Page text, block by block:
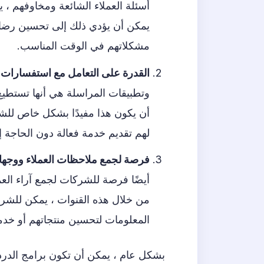
أسئلة العملاء الشائعة
يمكن أن يؤدي ذلك إلى تحسين رضا
مشكلاتهم في الوقت المناسب.
القدرة على التعامل مع
وتطبيقات المراسلة هي أنها
أن يكون هذا مفيدًا بشكل خاص
لهم تقديم خدمة فعالة دون
فرصة لجمع ملاحظات العملاء
أيضًا فرصة للشركات لجمع آراء
من خلال هذه القنوات ، يمكن
المعلومات لتحسين منتجاتهم أو
بشكل عام ، يمكن أن تكون برامج